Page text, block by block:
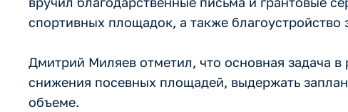
спортивных площадок, а также благоустройство
Дмитрий Миляев отметил, что основная задача
снижения посевных площадей, выдержать
объеме.